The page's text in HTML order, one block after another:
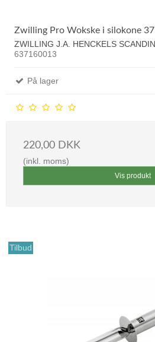
Zwilling Pro Wokske i silokone
ZWILLING J.A. HENCKELS
637160013
På lager
220,00 DKK
(inkl. moms)
Vis produkt
Tilbud